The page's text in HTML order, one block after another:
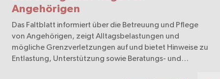
Angehörigen
Das Faltblatt informiert über die Betreuung und Pflege
von Angehörigen, zeigt Alltagsbelastungen und
mögliche Grenzverletzungen auf und bietet Hinweise zu
Entlastung, Unterstützung sowie Beratungs- und